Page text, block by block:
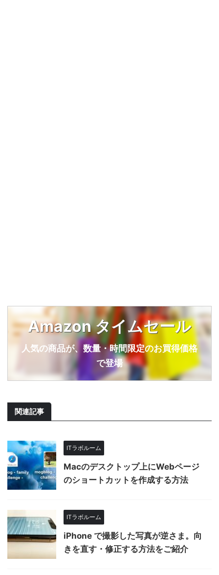
Amazon タイムセール
人気の商品が、数量・時間限定のお買得価格
で登場
関連記事
ITラボルーム
Macのデスクトップ上にWebページ
のショートカットを作成する方法
ITラボルーム
iPhone で撮影した写真が逆さま。向
きを直す・修正する方法をご紹介